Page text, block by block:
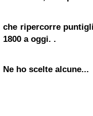
che ripercorre
1800 a oggi. .
Ne ho scelte alcune...